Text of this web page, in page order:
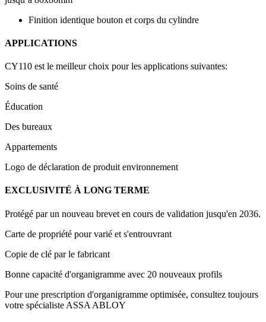
Finition identique bouton et corps du cylindre
APPLICATIONS
CY110 est le meilleur choix pour les applications suivantes:
Soins de santé
Éducation
Des bureaux
Appartements
Logo de déclaration de produit environnement
EXCLUSIVITÉ À LONG TERME
Protégé par un nouveau brevet en cours de validation jusqu'en 2036.
Carte de propriété pour varié et s'entrouvrant
Copie de clé par le fabricant
Bonne capacité d'organigramme avec 20 nouveaux profils
Pour une prescription d'organigramme optimisée, consultez toujours
votre spécialiste ASSA ABLOY